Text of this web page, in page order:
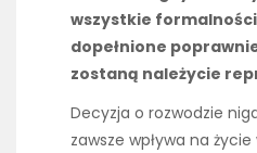
wszystkie
dopełnione
zostaną należycie
Decyzja o rozwodzie
zawsze wpływa na